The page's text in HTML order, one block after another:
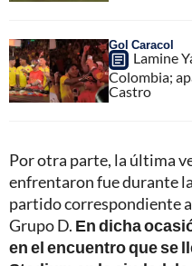
Gol Caracol
Lamine
Colombia;
Castro
Por otra parte, la última
enfrentaron fue durante la
partido correspondiente
Grupo D. En dicha
en el encuentro que se